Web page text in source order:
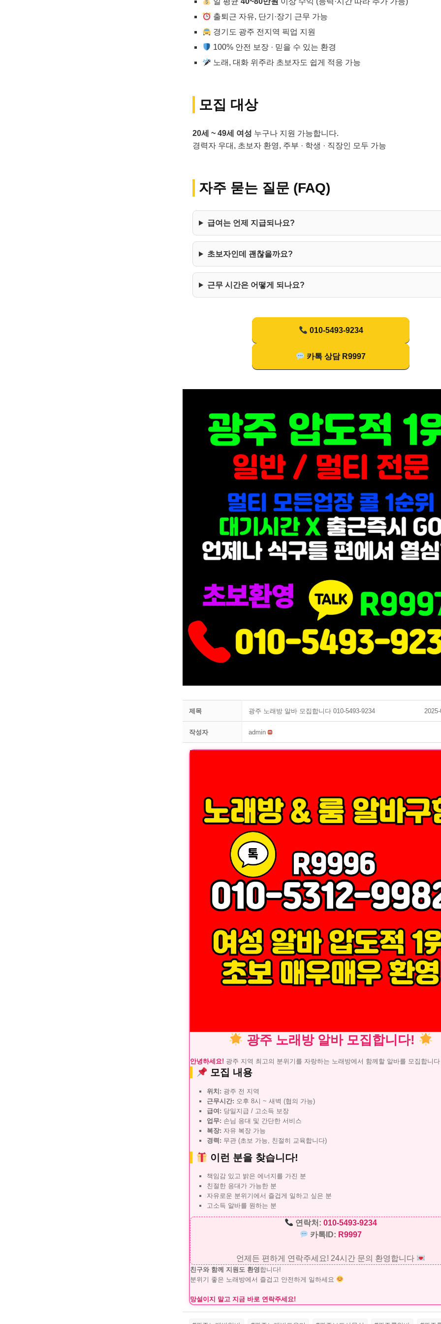
출퇴근 자유, 단기·장기 근무 가능
경기도 광주 전지역 픽업 지원
100% 안전 보장 · 믿을 수 있는 환경
노래, 대화 위주라 초보자도 쉽게 적응 가능
모집 대상
20세 ~ 49세 여성 누구나 지원 가능합니다.
경력자 우대, 초보자 환영, 주부 · 학생 · 직장인 모두 가능
자주 묻는 질문 (FAQ)
급여는 언제 지급되나요?
초보자인데 괜찮을까요?
근무 시간은 어떻게 되나요?
010-5493-9234
카톡 상담 R9997
제목 광주 노래방 알바 모집합니다 010-5493-9234
작성자 admin
광주 노래방 알바 모집합니다!
안녕하세요! 광주 지역 최고의 분위기를 자랑하는 노래방에서 함께할 알바를 모집합니
모집 내용
위치: 광주 전 지역
근무시간: 오후 8시 ~ 새벽 (협의 가능)
급여: 당일지급 / 고소득 보장
업무: 손님 응대 및 간단한 서비스
복장: 자유 복장 가능
경력: 무관 (초보 가능, 친절히 교육합니다)
이런 분을 찾습니다!
책임감 있고 밝은 에너지를 가진 분
친절한 응대가 가능한 분
자유로운 분위기에서 즐겁게 일하고 싶은 분
고소득 알바를 원하는 분
연락처: 010-5493-9234
카톡ID: R9997
언제든 편하게 연락주세요! 24시간 문의 환영합니다
친구와 함께 지원도 환영합니다!
분위기 좋은 노래방에서 즐겁고 안전하게 일하세요
망설이지 말고 지금 바로 연락주세요!